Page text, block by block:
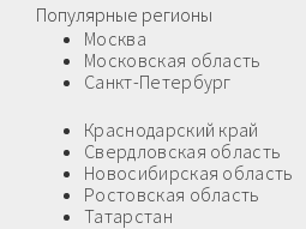
Популярные регионы
Москва
Московская область
Санкт-Петербург
Краснодарский край
Свердловская область
Новосибирская область
Ростовская область
Татарстан